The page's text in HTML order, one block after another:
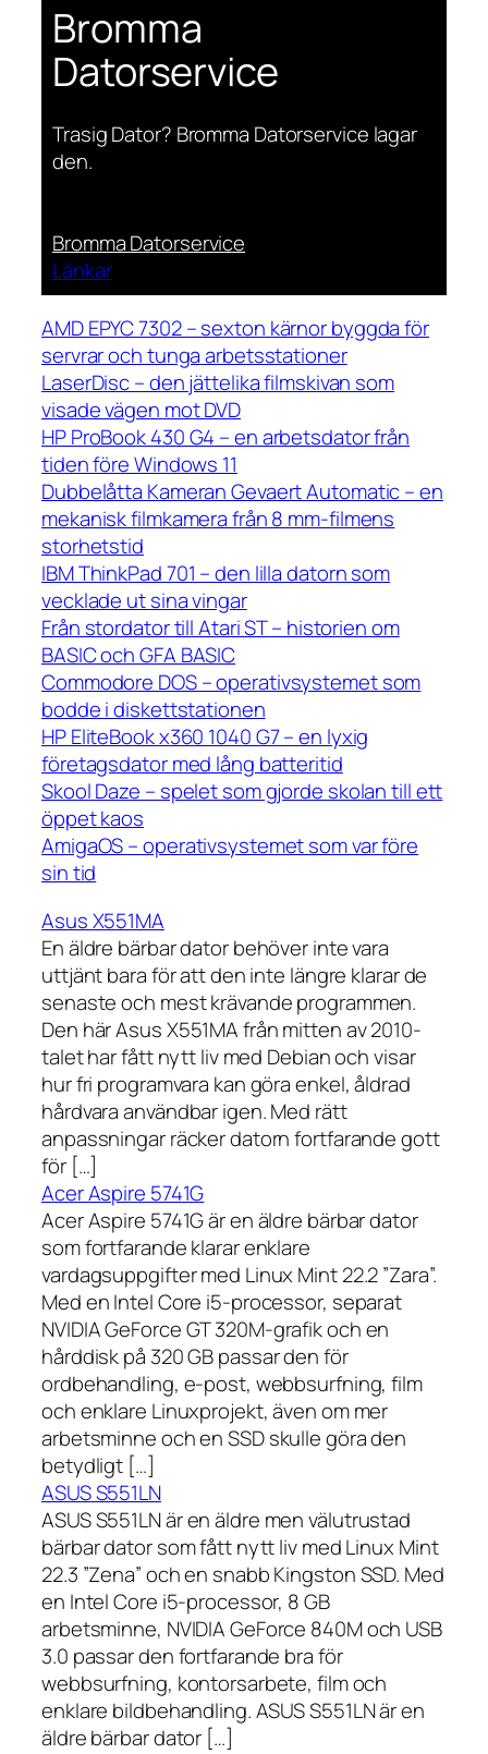
Bromma
Datorservice
Trasig Dator? Bromma Datorservice lagar
den.
Bromma Datorservice
Länkar
AMD EPYC 7302 – sexton kärnor byggda för
servrar och tunga arbetsstationer
LaserDisc – den jättelika filmskivan som
visade vägen mot DVD
HP ProBook 430 G4 – en arbetsdator från
tiden före Windows 11
Dubbelåtta Kameran Gevaert Automatic – en
mekanisk filmkamera från 8 mm-filmens
storhetstid
IBM ThinkPad 701 – den lilla datorn som
vecklade ut sina vingar
Från stordator till Atari ST – historien om
BASIC och GFA BASIC
Commodore DOS – operativsystemet som
bodde i diskettstationen
HP EliteBook x360 1040 G7 – en lyxig
företagsdator med lång batteritid
Skool Daze – spelet som gjorde skolan till ett
öppet kaos
AmigaOS – operativsystemet som var före
sin tid
Asus X551MA
En äldre bärbar dator behöver inte vara
uttjänt bara för att den inte längre klarar de
senaste och mest krävande programmen.
Den här Asus X551MA från mitten av 2010-
talet har fått nytt liv med Debian och visar
hur fri programvara kan göra enkel, åldrad
hårdvara användbar igen. Med rätt
anpassningar räcker datorn fortfarande gott
för […]
Acer Aspire 5741G
Acer Aspire 5741G är en äldre bärbar dator
som fortfarande klarar enklare
vardagsuppgifter med Linux Mint 22.2 ”Zara”.
Med en Intel Core i5-processor, separat
NVIDIA GeForce GT 320M-grafik och en
hårddisk på 320 GB passar den för
ordbehandling, e-post, webbsurfning, film
och enklare Linuxprojekt, även om mer
arbetsminne och en SSD skulle göra den
betydligt […]
ASUS S551LN
ASUS S551LN är en äldre men välutrustad
bärbar dator som fått nytt liv med Linux Mint
22.3 ”Zena” och en snabb Kingston SSD. Med
en Intel Core i5-processor, 8 GB
arbetsminne, NVIDIA GeForce 840M och USB
3.0 passar den fortfarande bra för
webbsurfning, kontorsarbete, film och
enklare bildbehandling. ASUS S551LN är en
äldre bärbar dator […]